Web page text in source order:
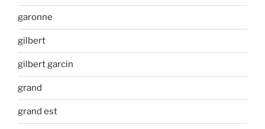
garonne
gilbert
gilbert garcin
grand
grand est